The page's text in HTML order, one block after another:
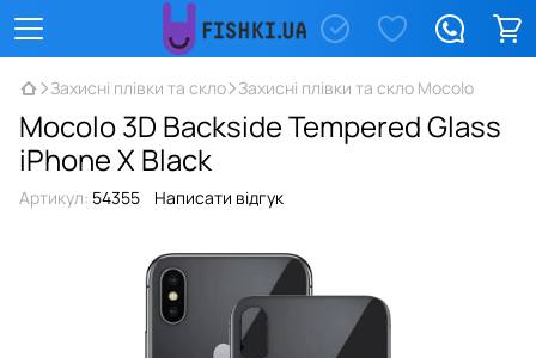
Захисні плівки та скло Захисні плівки та скло Mocolo
Mocolo 3D Backside Tempered Glass
iPhone X Black
Артикул: 54355 Написати відгук